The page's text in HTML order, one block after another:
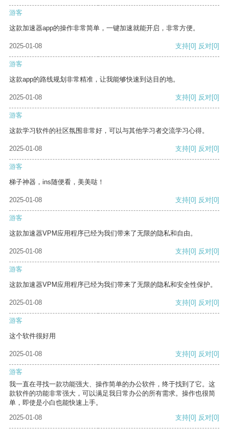
游客
这款加速器app的操作非常简单，一键加速就能开启，非常方便。
2025-01-08 支持[0] 反对[0]
游客
这款app的路线规划非常精准，让我能够快速到达目的地。
2025-01-08 支持[0] 反对[0]
游客
这款学习软件的社区氛围非常好，可以与其他学习者交流学习心得。
2025-01-08 支持[0] 反对[0]
游客
梯子神器，ins随便看，美美哒！
2025-01-08 支持[0] 反对[0]
游客
这款加速器VPM应用程序已经为我们带来了无限的隐私和自由。
2025-01-08 支持[0] 反对[0]
游客
这款加速器VPM应用程序已经为我们带来了无限的隐私和安全性保护。
2025-01-08 支持[0] 反对[0]
游客
这个软件很好用
2025-01-08 支持[0] 反对[0]
游客
我一直在寻找一款功能强大、操作简单的办公软件，终于找到了它。这
款软件的功能非常强大，可以满足我日常办公的所有需求。操作也很简
单，即使是小白也能快速上手。
2025-01-08
支持[0] 反对[0]